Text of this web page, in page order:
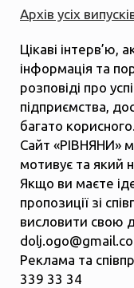
Архів усіх
Цікаві інтерв’ю,
інформація та
розповіді про
підприємства,
багато корисного.
Сайт «РІВНЯНИ»
мотивує та який
Якщо ви маєте
пропозиції зі
висловити свою
Реклама та
339 33 34